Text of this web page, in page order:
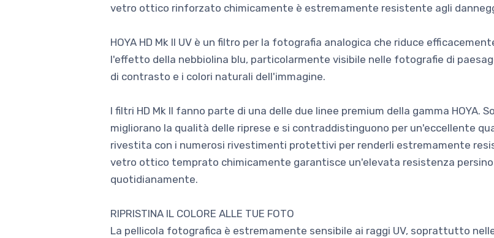
vetro ottico rinforzato chimicamente è estremamente resistente agli
HOYA HD Mk II UV è un filtro per la fotografia analogica che riduce
l'effetto della nebbiolina blu, particolarmente visibile nelle fotografie di
di contrasto e i colori naturali dell'immagine.
I filtri HD Mk II fanno parte di una delle due linee premium della gamma HOYA.
migliorano la qualità delle riprese e si contraddistinguono per un'eccellente
rivestita con i numerosi rivestimenti protettivi per renderli estremamente
vetro ottico temprato chimicamente garantisce un'elevata resistenza
quotidianamente.
RIPRISTINA IL COLORE ALLE TUE FOTO
La pellicola fotografica è estremamente sensibile ai raggi UV, soprattutto